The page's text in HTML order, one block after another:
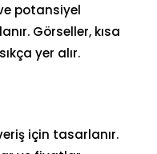
potansiyel
Görseller, kısa
yer alır.
için tasarlanır.